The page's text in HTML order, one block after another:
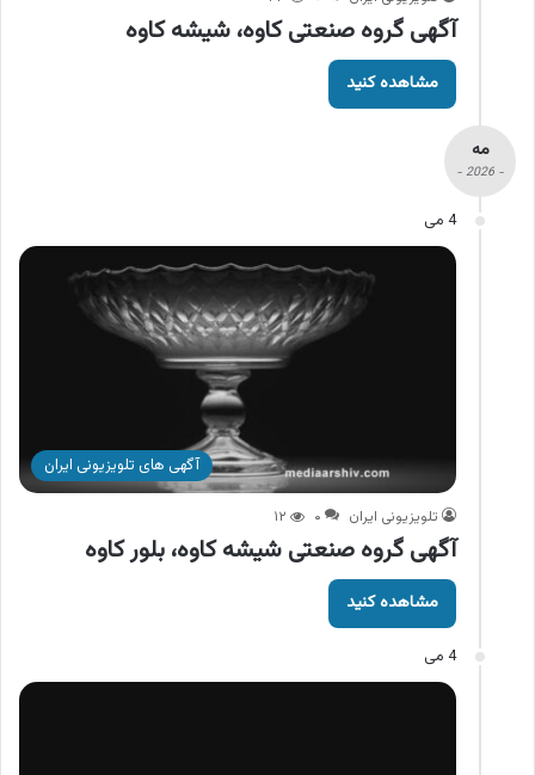
آگهی گروه صنعتی کاوه، شیشه کاوه
مشاهده کنید
مه
- 2026 -
4 می
آگهی های تلویزیونی ایران
تلویزیونی ایران ۰ ۱۲
آگهی گروه صنعتی شیشه کاوه، بلور کاوه
مشاهده کنید
4 می